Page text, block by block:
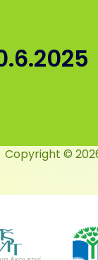
Copyright ©